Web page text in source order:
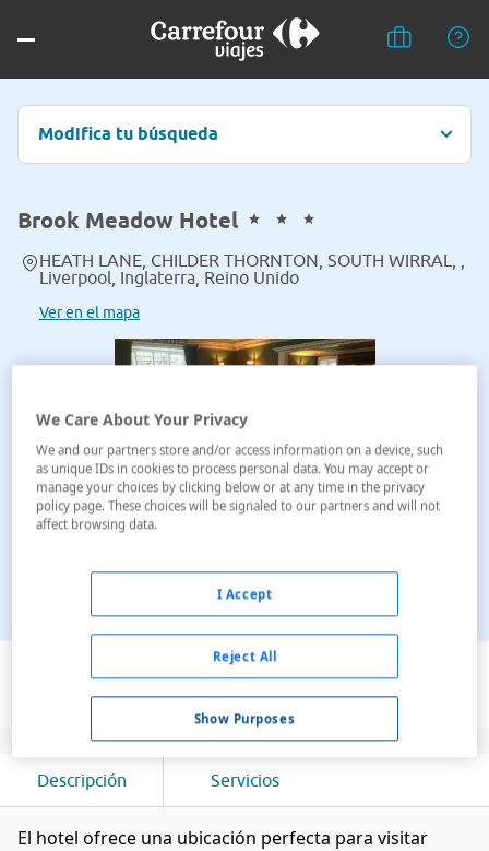
Modifica tu búsqueda
Brook Meadow Hotel
HEATH LANE, CHILDER THORNTON, SOUTH WIRRAL, ,
Liverpool, Inglaterra, Reino Unido
Ver en el mapa
Ver en el mapa
Descripción Servicios
El hotel ofrece una ubicación perfecta para visitar
We Care About Your Privacy
We and our partners store and/or access information on a device, such
as unique IDs in cookies to process personal data. You may accept or
manage your choices by clicking below or at any time in the privacy
policy page. These choices will be signaled to our partners and will not
affect browsing data.
Show Purposes
Reject All
I Accept